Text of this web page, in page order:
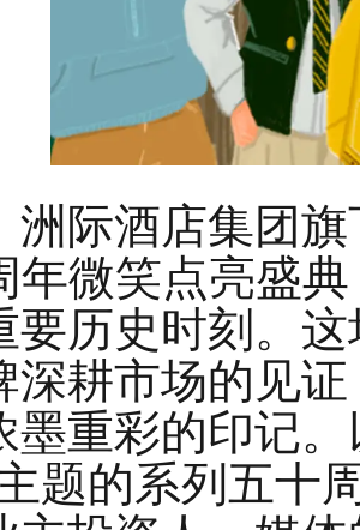
洲际酒店集团
年微笑点亮盛
要历史时刻。
深耕市场的见
墨重彩的印记
题的系列五十